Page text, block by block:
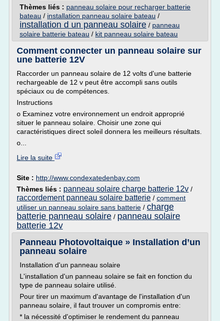
Thèmes liés : panneau solaire pour recharger batterie
bateau / installation panneau solaire bateau /
installation d un panneau solaire / panneau
solaire batterie bateau / kit panneau solaire bateau
Comment connecter un panneau solaire sur
une batterie 12V
Raccorder un panneau solaire de 12 volts d'une batterie
rechargeable de 12 v peut être accompli sans outils
spéciaux ou de compétences.
Instructions
o Examinez votre environnement un endroit approprié
situer le panneau solaire. Choisir une zone qui
caractéristiques direct soleil donnera les meilleurs résultats.
o...
Lire la suite
Site : http://www.condexatedenbay.com
Thèmes liés : panneau solaire charge batterie 12v /
raccordement panneau solaire batterie / comment
utiliser un panneau solaire sans batterie / charge
batterie panneau solaire / panneau solaire
batterie 12v
Panneau Photovoltaique » Installation d’un
panneau solaire
Installation d'un panneau solaire
L'installation d'un panneau solaire se fait en fonction du
type de panneau solaire utilisé.
Pour tirer un maximum d'avantage de l'installation d'un
panneau solaire, il faut trouver un compromis entre:
* la nécessité d'optimiser le rendement du panneau